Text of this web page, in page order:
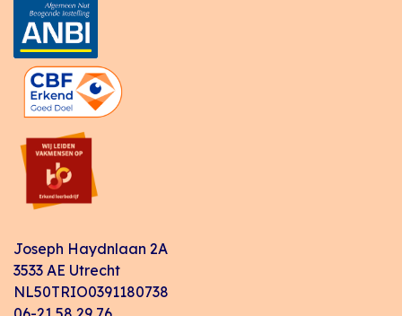
Joseph Haydnlaan 2A
3533 AE Utrecht
NL50TRIO0391180738